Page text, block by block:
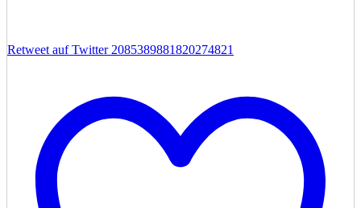
Retweet auf Twitter 2085389881820274821